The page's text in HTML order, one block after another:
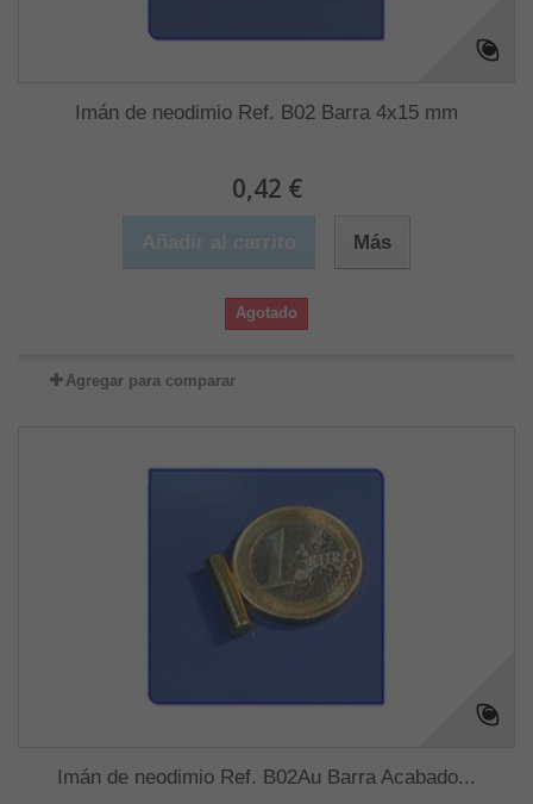
Imán de neodimio Ref. B02 Barra 4x15 mm
0,42 €
Más
Agotado
Agregar para comparar
Imán de neodimio Ref. B02Au Barra Acabado...